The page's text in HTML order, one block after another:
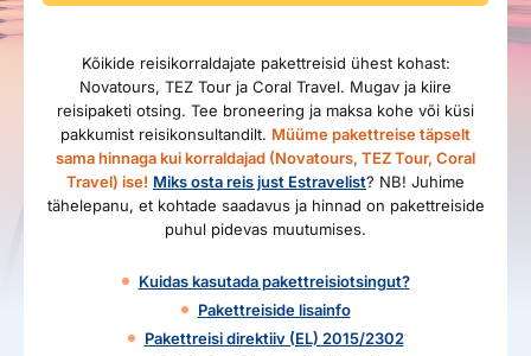
Kõikide reisikorraldajate pakettreisid ühest kohast:
Novatours, TEZ Tour ja Coral Travel. Mugav ja kiire
reisipaketi otsing. Tee broneering ja maksa kohe või küsi
pakkumist reisikonsultandilt. Müüme pakettreise täpselt
sama hinnaga kui korraldajad (Novatours, TEZ Tour, Coral
Travel) ise! Miks osta reis just Estravelist? NB! Juhime
tähelepanu, et kohtade saadavus ja hinnad on pakettreiside
puhul pidevas muutumises.
Kuidas kasutada pakettreisiotsingut?
Pakettreiside lisainfo
Pakettreisi direktiiv (EL) 2015/2302